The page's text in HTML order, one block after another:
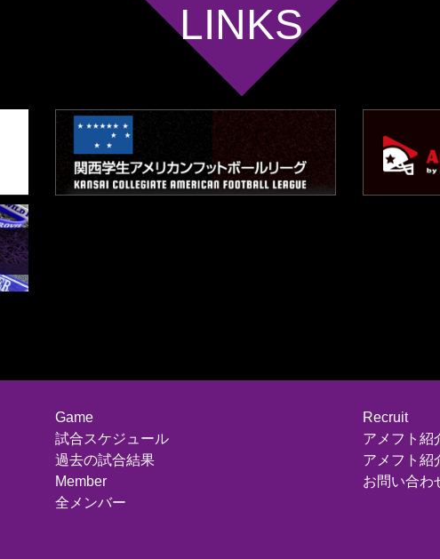
LINKS
Game
試合スケジュール
過去の試合結果
Member
全メンバー
Recruit
アメフト紹
アメフト紹
お問い合わ